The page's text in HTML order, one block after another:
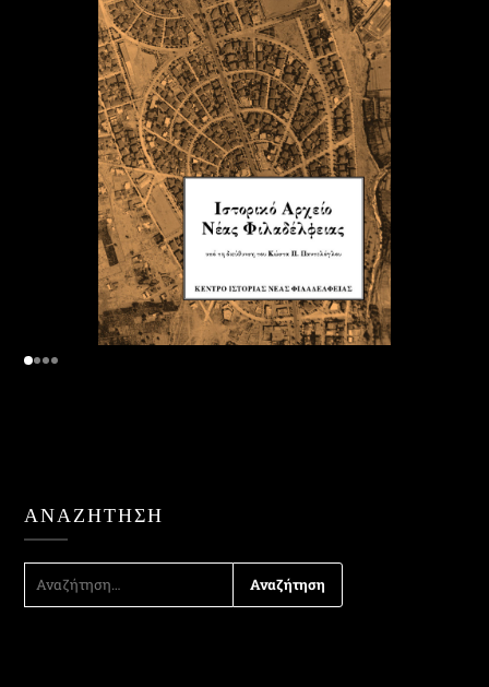
ΑΝΑΖΉΤΗΣΗ
ΑΝΑΖΉΤΗΣΗ
ΓΙΑ: